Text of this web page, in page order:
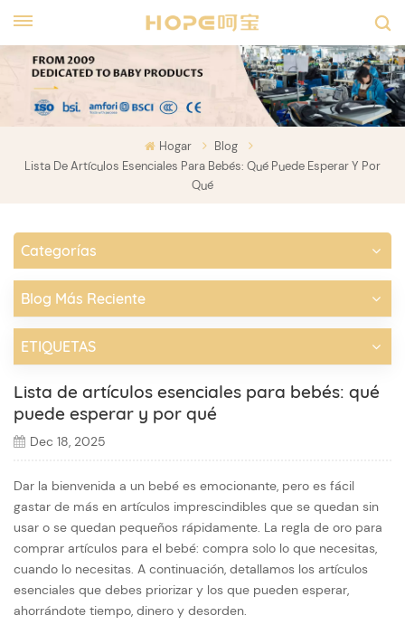
Hogar
Blog
Lista De Artículos Esenciales Para Bebés: Qué Puede Esperar Y Por
Qué
Categorías
Blog Más Reciente
ETIQUETAS
Lista de artículos esenciales para bebés: qué
puede esperar y por qué
Dec 18, 2025
Dar la bienvenida a un bebé es emocionante, pero es fácil
gastar de más en artículos imprescindibles que se quedan sin
usar o se quedan pequeños rápidamente. La regla de oro para
comprar artículos para el bebé: compra solo lo que necesitas,
cuando lo necesitas. A continuación, detallamos los artículos
esenciales que debes priorizar y los que pueden esperar,
ahorrándote tiempo, dinero y desorden.